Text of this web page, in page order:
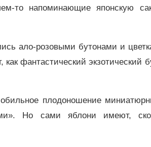
то напоминающие японскую
ало-розовыми бутонами и
фантастический экзотический
плодоношение
Но сами яблони имеют,